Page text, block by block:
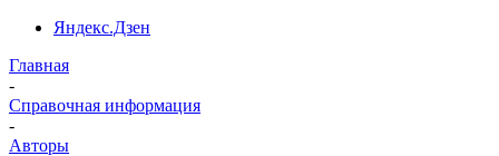
Яндекс.Дзен
Главная
-
Справочная информация
-
Авторы